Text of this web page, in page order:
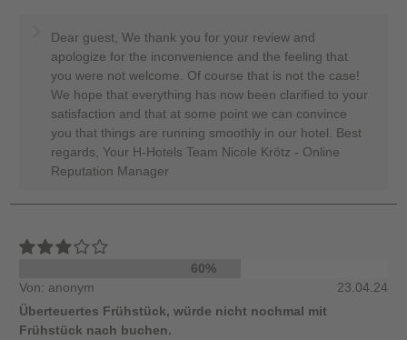
Dear guest, We thank you for your review and
apologize for the inconvenience and the feeling that
you were not welcome. Of course that is not the case!
We hope that everything has now been clarified to your
satisfaction and that at some point we can convince
you that things are running smoothly in our hotel. Best
regards, Your H-Hotels Team Nicole Krötz - Online
Reputation Manager
60%
Von: anonym
23.04.24
Überteuertes Frühstück, würde nicht nochmal mit
Frühstück nach buchen.